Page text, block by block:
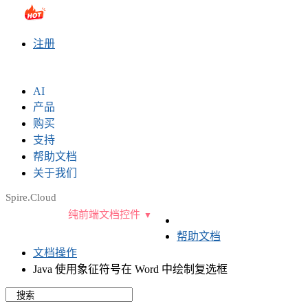
sales@e-iceblue.com
注册
AI
产品
购买
支持
帮助文档
关于我们
Spire.Cloud
纯前端文档控件
帮助文档
文档操作
Java 使用象征符号在 Word 中绘制复选框